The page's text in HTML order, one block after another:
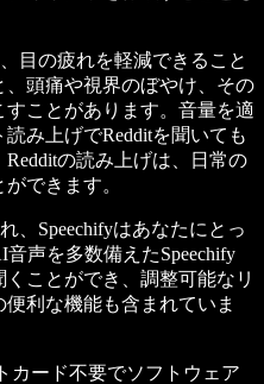
目の疲れを軽減できること
頭痛や視界のぼやけ、その
ことがあります。音量を適
み上げでRedditを聞いても
の読み上げは、日常の
できます。
、Speechifyはあなたにとっ
声を多数備えたSpeechify
ことができ、調整可能なリ
利な機能も含まれていま
カード不要でソフトウェア